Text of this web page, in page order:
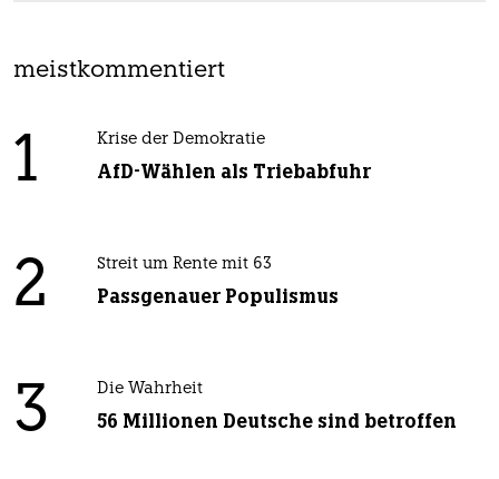
meistkommentiert
1 Krise der Demokratie
AfD-Wählen als Triebabfuhr
2 Streit um Rente mit 63
Passgenauer Populismus
3 Die Wahrheit
56 Millionen Deutsche sind betroffen